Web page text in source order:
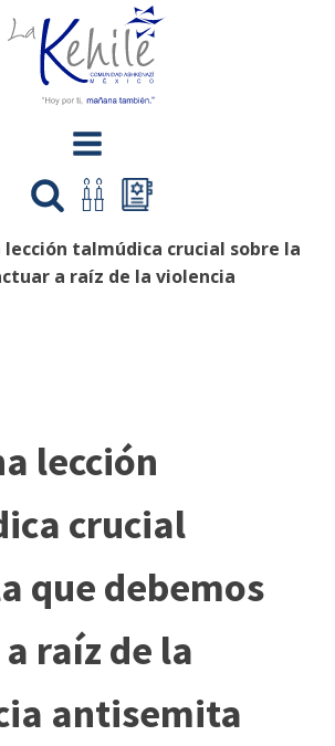
lección talmúdica crucial sobre la
a raíz de la violencia
lección
crucial
que debemos
raíz de la
antisemita